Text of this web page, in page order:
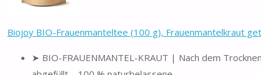
Biojoy BIO-Frauenmanteltee (100 g), Frauenmantelkraut
➤ BIO-FRAUENMANTEL-KRAUT | Nach dem